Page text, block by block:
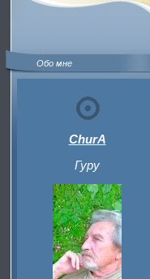
Обо мне
ChurA
Гуру